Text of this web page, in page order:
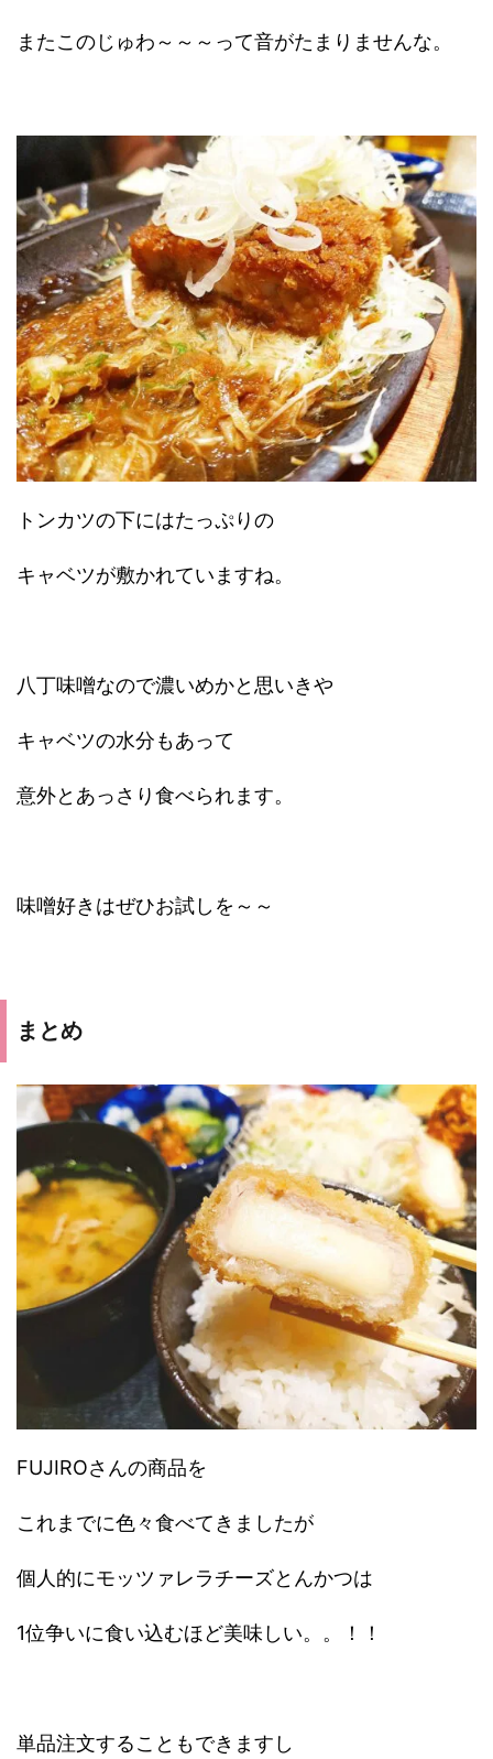
またこのじゅわ～～～って音がたまりませんな。
トンカツの下にはたっぷりの
キャベツが敷かれていますね。
八丁味噌なので濃いめかと思いきや
キャベツの水分もあって
意外とあっさり食べられます。
味噌好きはぜひお試しを～～
まとめ
FUJIROさんの商品を
これまでに色々食べてきましたが
個人的にモッツァレラチーズとんかつは
1位争いに食い込むほど美味しい。。！！
単品注文することもできますし